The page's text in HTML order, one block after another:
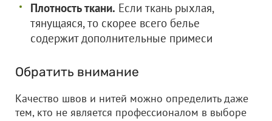
Плотность ткани. Если ткань рыхлая,
тянущаяся, то скорее всего белье
содержит дополнительные примеси
Обратить внимание
Качество швов и нитей можно определить даже
тем, кто не является профессионалом в выборе